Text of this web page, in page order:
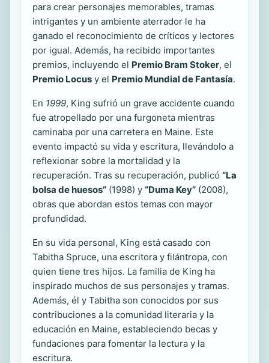
para crear personajes memorables, tramas
intrigantes y un ambiente aterrador le ha
ganado el reconocimiento de críticos y lectores
por igual. Además, ha recibido importantes
premios, incluyendo el Premio Bram Stoker, el
Premio Locus y el Premio Mundial de Fantasía.
En 1999, King sufrió un grave accidente cuando
fue atropellado por una furgoneta mientras
caminaba por una carretera en Maine. Este
evento impactó su vida y escritura, llevándolo a
reflexionar sobre la mortalidad y la
recuperación. Tras su recuperación, publicó “La
bolsa de huesos” (1998) y “Duma Key” (2008),
obras que abordan estos temas con mayor
profundidad.
En su vida personal, King está casado con
Tabitha Spruce, una escritora y filántropa, con
quien tiene tres hijos. La familia de King ha
inspirado muchos de sus personajes y tramas.
Además, él y Tabitha son conocidos por sus
contribuciones a la comunidad literaria y la
educación en Maine, estableciendo becas y
fundaciones para fomentar la lectura y la
escritura.